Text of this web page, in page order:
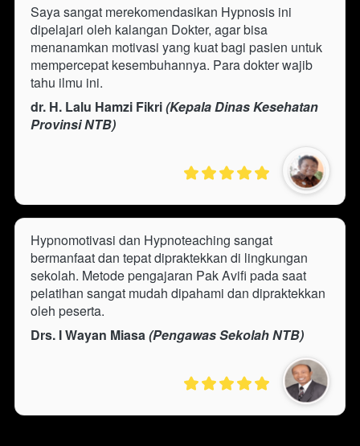
Saya sangat merekomendasikan Hypnosis ini
dipelajari oleh kalangan Dokter, agar bisa
menanamkan motivasi yang kuat bagi pasien untuk
mempercepat kesembuhannya. Para dokter wajib
tahu ilmu ini.
dr. H. Lalu Hamzi Fikri (Kepala Dinas Kesehatan
Provinsi NTB)
Hypnomotivasi dan Hypnoteaching sangat
bermanfaat dan tepat dipraktekkan di lingkungan
sekolah. Metode pengajaran Pak Avifi pada saat
pelatihan sangat mudah dipahami dan dipraktekkan
oleh peserta.
Drs. I Wayan Miasa (Pengawas Sekolah NTB)